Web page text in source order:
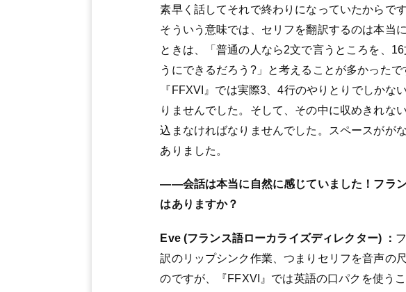
素早く話してそれで終わりになっていたからです
そういう意味では、セリフを翻訳するのは本当
ときは、「普通の人なら2文で言うところを、
うにできるだろう?」と考えることが多かった
『FFXVI』では実際3、4行のやりとりでしか
りませんでした。そして、その中に収めきれな
込まなければなりませんでした。スペースがが
ありました。
――会話は本当に自然に感じていました！フラ
はありますか？
Eve (フランス語ローカライズディレクター) ：
訳のリップシンク作業、つまりセリフを音声の
のですが、『FFXVI』では英語の口パクを使う